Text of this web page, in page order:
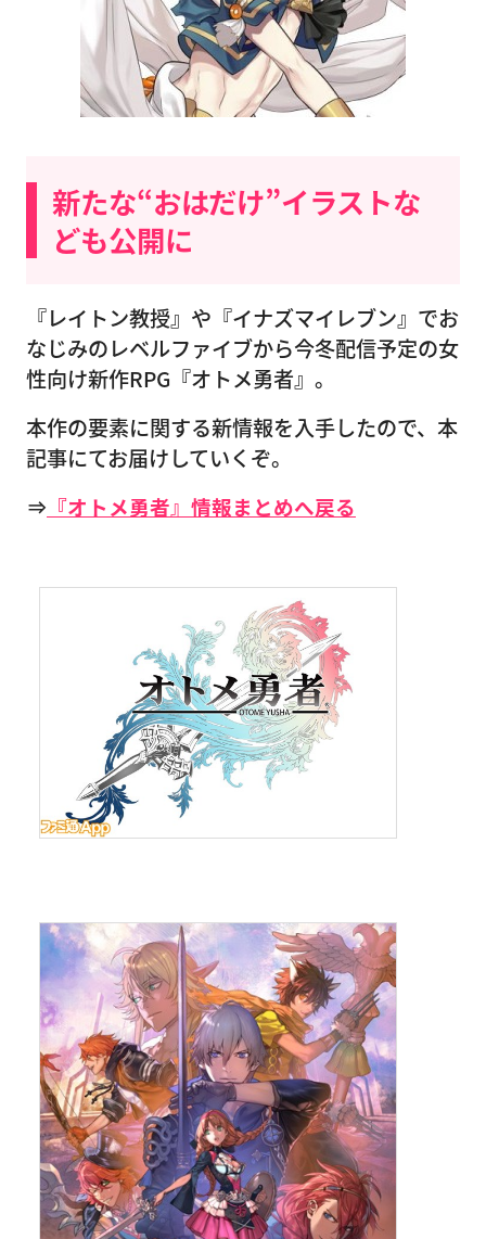
新たな“おはだけ”イラストな
ども公開に
『レイトン教授』や『イナズマイレブン』でお
なじみのレベルファイブから今冬配信予定の女
性向け新作RPG『オトメ勇者』。
本作の要素に関する新情報を入手したので、本
記事にてお届けしていくぞ。
⇒ 『オトメ勇者』情報まとめへ戻る